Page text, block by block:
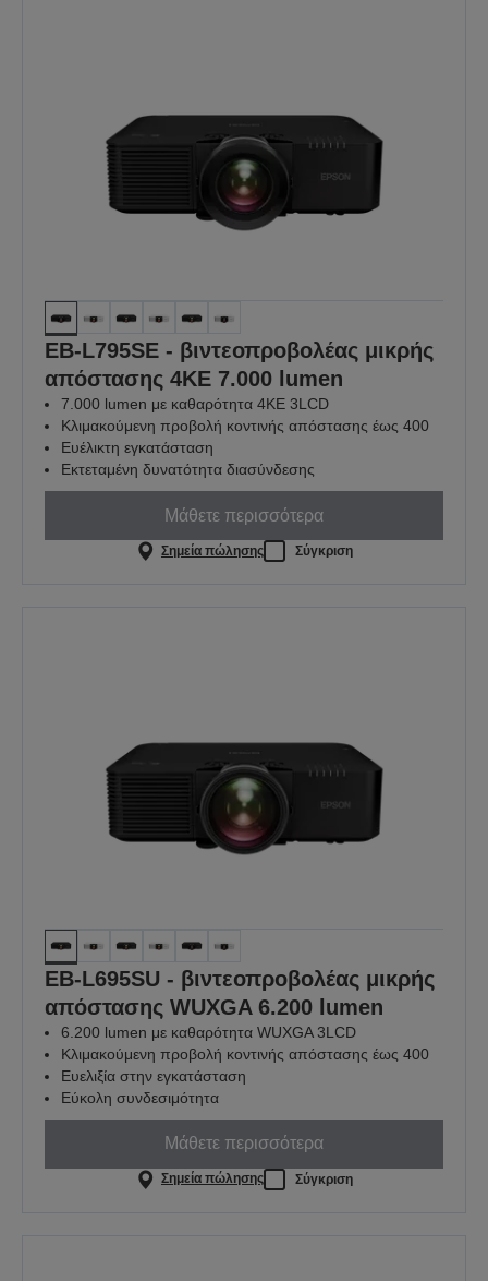
EB-L795SE - βιντεοπροβολέας μικρής
απόστασης 4KE 7.000 lumen
7.000 lumen με καθαρότητα 4KE 3LCD
Κλιμακούμενη προβολή κοντινής απόστασης έως 400
Ευέλικτη εγκατάσταση
Εκτεταμένη δυνατότητα διασύνδεσης
Μάθετε περισσότερα
Σημεία πώλησης Σύγκριση
EB-L695SU - βιντεοπροβολέας μικρής
απόστασης WUXGA 6.200 lumen
6.200 lumen με καθαρότητα WUXGA 3LCD
Κλιμακούμενη προβολή κοντινής απόστασης έως 400
Ευελιξία στην εγκατάσταση
Εύκολη συνδεσιμότητα
Μάθετε περισσότερα
Σημεία πώλησης Σύγκριση